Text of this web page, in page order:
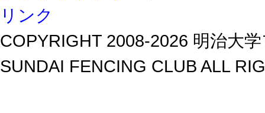
リンク
COPYRIGHT 2008-2026 明治大
SUNDAI FENCING CLUB ALL